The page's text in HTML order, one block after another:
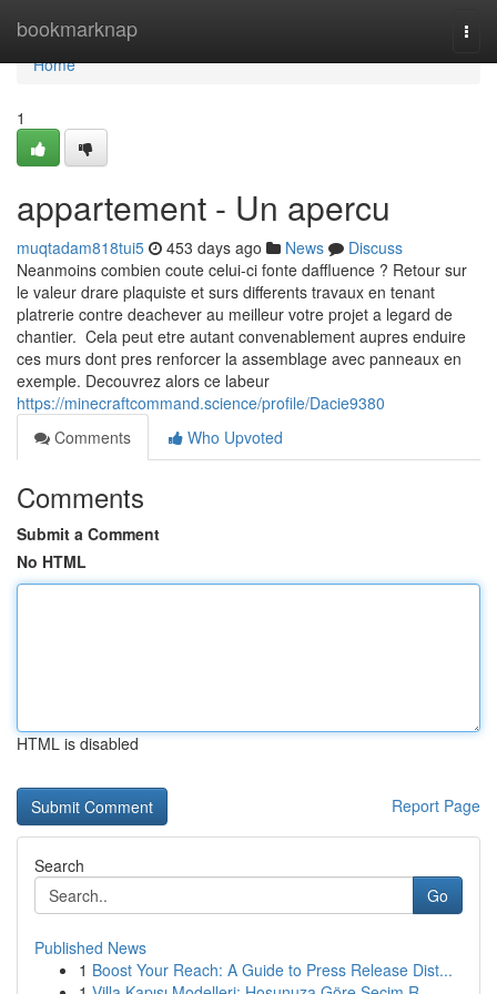
bookmarknap
Home
Home
1
appartement - Un apercu
muqtadam818tui5 453 days ago News
Discuss
Neanmoins combien coute celui-ci fonte daffluence ? Retour sur
le valeur drare plaquiste et surs differents travaux en tenant
platrerie contre deachever au meilleur votre projet a legard de
chantier. Cela peut etre autant convenablement aupres enduire
ces murs dont pres renforcer la assemblage avec panneaux en
exemple. Decouvrez alors ce labeur
https://minecraftcommand.science/profile/Dacie9380
Comments
Who Upvoted
Comments
Submit a Comment
No HTML
HTML is disabled
Report Page
Search
Go
Published News
1 Boost Your Reach: A Guide to Press Release Dist...